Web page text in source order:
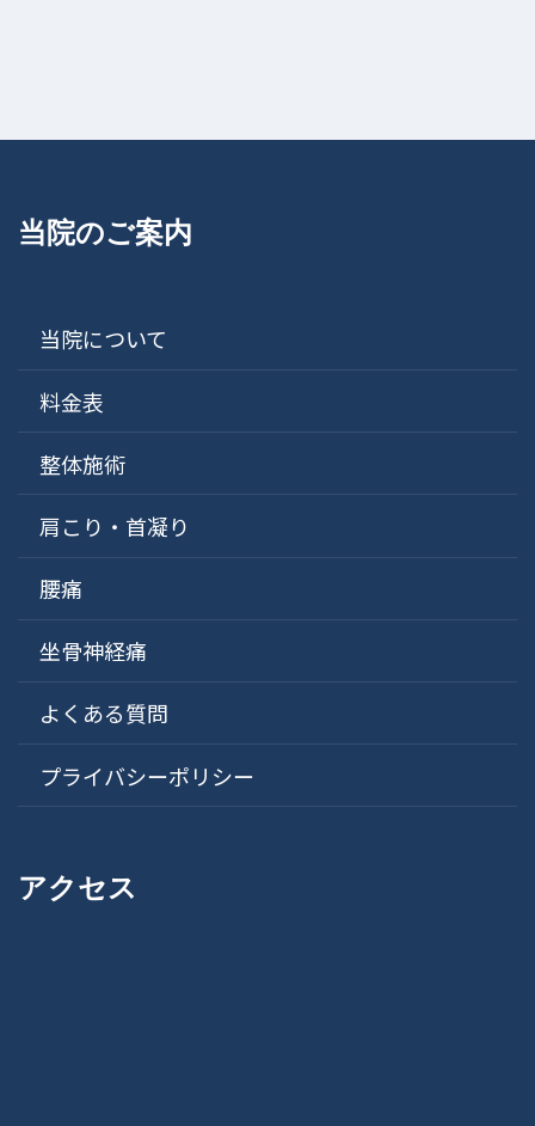
当院のご案内
当院について
料金表
整体施術
肩こり・首凝り
腰痛
坐骨神経痛
よくある質問
プライバシーポリシー
アクセス